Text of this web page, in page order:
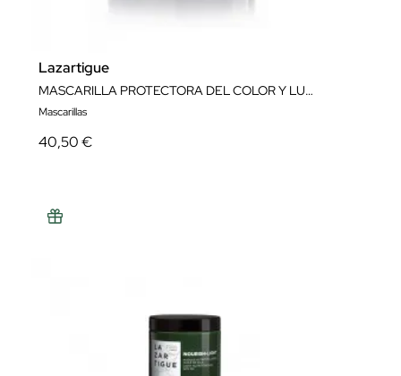
Lazartigue
MASCARILLA PROTECTORA DEL COLOR Y LUMINOSIDAD 250ML
Mascarillas
40,50 €